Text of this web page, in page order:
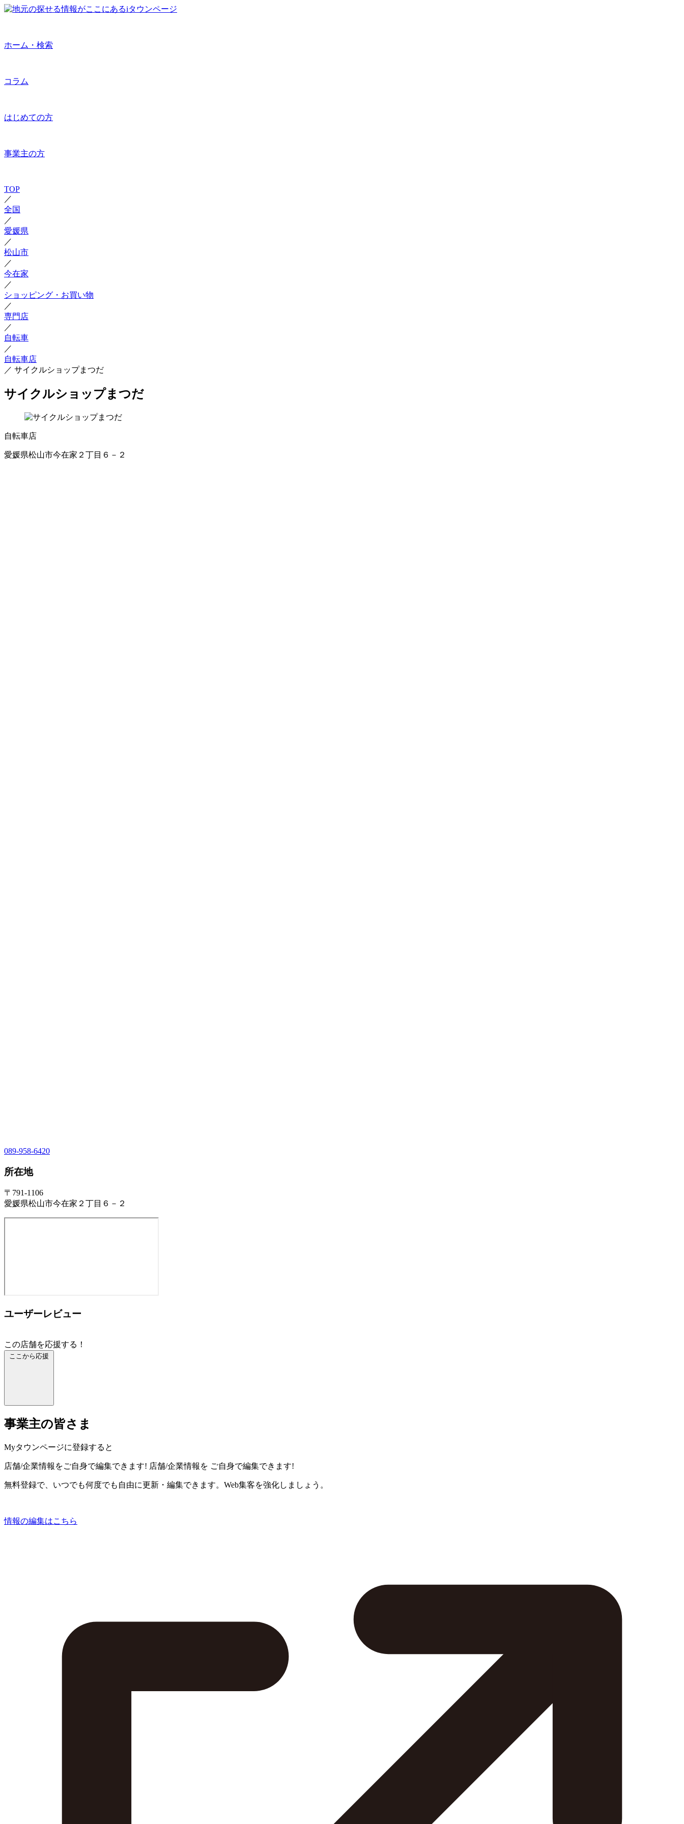
ホーム・検索
コラム
はじめての方
事業主の方
TOP
／
全国
／
愛媛県
／
松山市
／
今在家
／
ショッピング・お買い物
／
専門店
／
自転車
／
自転車店
／ サイクルショップまつだ
サイクルショップまつだ
自転車店
愛媛県松山市今在家２丁目６－２
089-958-6420
所在地
〒791-1106
愛媛県松山市今在家２丁目６－２
ユーザーレビュー
この店舗を応援する！
ここから応援
事業主の皆さま
Myタウンページに登録すると
店舗/企業情報をご自身で編集できます! 店舗/企業情報を ご自身で編集できます!
無料登録で、いつでも何度でも自由に更新・編集できます。Web集客を強化しましょう。
情報の編集はこちら